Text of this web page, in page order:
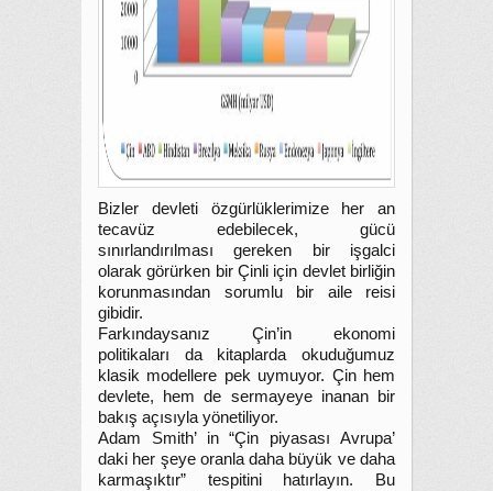
Bizler devleti özgürlüklerimize her an
tecavüz edebilecek, gücü
sınırlandırılması gereken bir işgalci
olarak görürken bir Çinli için devlet birliğin
korunmasından sorumlu bir aile reisi
gibidir.
Farkındaysanız Çin’in ekonomi
politikaları da kitaplarda okuduğumuz
klasik modellere pek uymuyor. Çin hem
devlete, hem de sermayeye inanan bir
bakış açısıyla yönetiliyor.
Adam Smith’ in “Çin piyasası Avrupa’
daki her şeye oranla daha büyük ve daha
karmaşıktır” tespitini hatırlayın. Bu